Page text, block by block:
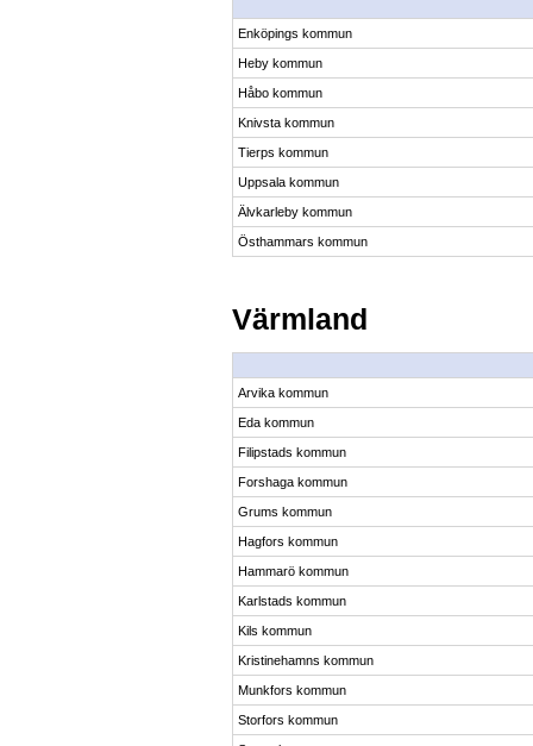
Enköpings kommun
Heby kommun
Håbo kommun
Knivsta kommun
Tierps kommun
Uppsala kommun
Älvkarleby kommun
Östhammars kommun
Värmland
Arvika kommun
Eda kommun
Filipstads kommun
Forshaga kommun
Grums kommun
Hagfors kommun
Hammarö kommun
Karlstads kommun
Kils kommun
Kristinehamns kommun
Munkfors kommun
Storfors kommun